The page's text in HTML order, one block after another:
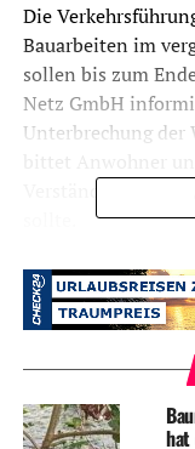
Die
Bauarbeiten im
sollen bis zum
Netz GmbH
Unterbrechung der
Verständnis, falls
Archivbild
hat